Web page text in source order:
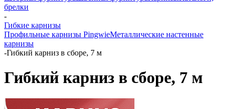
брелки
-
Гибкие карнизы
Профильные карнизы PingwieМеталлические настенные
карнизы
-Гибкий карниз в сборе, 7 м
Гибкий карниз в сборе, 7 м